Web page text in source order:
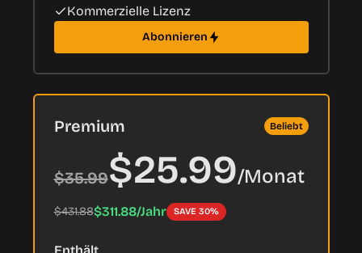
Kommerzielle Lizenz
Abonnieren
Premium Beliebt
$35.99$25.99/Monat
$431.88$311.88/Jahr SAVE 30%